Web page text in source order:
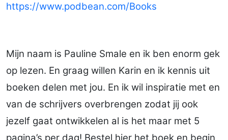
https://www.podbean.com/Books
Mijn naam is Pauline Smale en ik ben enorm gek
op lezen. En graag willen Karin en ik kennis uit
boeken delen met jou. En ik wil inspiratie met en
van de schrijvers overbrengen zodat jij ook
jezelf gaat ontwikkelen al is het maar met 5